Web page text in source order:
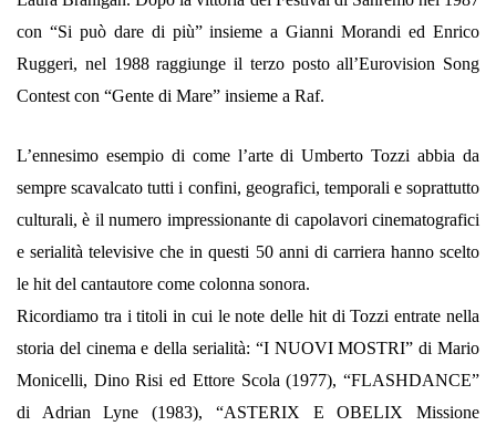
con “Si può dare di più” insieme a Gianni Morandi ed Enrico
Ruggeri, nel 1988 raggiunge il terzo posto all’Eurovision Song
Contest con “Gente di Mare” insieme a Raf.
L’ennesimo esempio di come l’arte di Umberto Tozzi abbia da
sempre scavalcato tutti i confini, geografici, temporali e soprattutto
culturali, è il numero impressionante di capolavori cinematografici
e serialità televisive che in questi 50 anni di carriera hanno scelto
le hit del cantautore come colonna sonora.
Ricordiamo tra i titoli in cui le note delle hit di Tozzi entrate nella
storia del cinema e della serialità: “I NUOVI MOSTRI” di Mario
Monicelli, Dino Risi ed Ettore Scola (1977), “FLASHDANCE”
di Adrian Lyne (1983), “ASTERIX E OBELIX Missione